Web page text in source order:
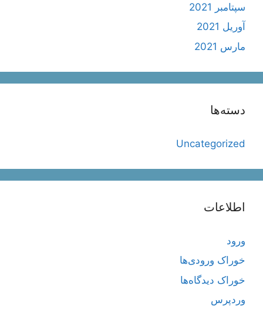
سپتامبر 2021
آوریل 2021
مارس 2021
دسته‌ها
Uncategorized
اطلاعات
ورود
خوراک ورودی‌ها
خوراک دیدگاه‌ها
وردپرس